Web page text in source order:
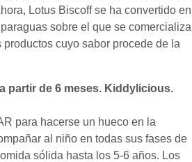
Lotus Biscoff se ha convertido en
sobre el que se comercializa
cuyo sabor procede de la
partir de 6 meses. Kiddylicious.
para hacerse un hueco en la
al niño en todas sus fases de
sólida hasta los 5-6 años. Los